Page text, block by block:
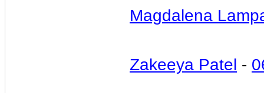
Magdalena
Zakeeya Patel -